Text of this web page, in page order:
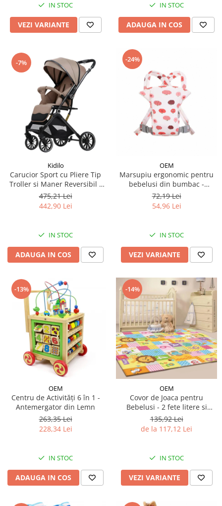
IN STOC
VEZI VARIANTE
IN STOC
ADAUGA IN COS
-7%
Kidilo
Carucior Sport cu Pliere Tip
Troller si Maner Reversibil -
Bej
475,21 Lei
442,90 Lei
IN STOC
ADAUGA IN COS
-24%
OEM
Marsupiu ergonomic pentru
bebelusi din bumbac -
modele diferite
72,19 Lei
54,96 Lei
IN STOC
VEZI VARIANTE
-13%
OEM
Centru de Activități 6 în 1 -
Antemergator din Lemn
263,35 Lei
228,34 Lei
IN STOC
ADAUGA IN COS
-14%
OEM
Covor de Joaca pentru
Bebelusi - 2 fete litere si
cifre/maimutici
135,92 Lei
de la 117,12 Lei
IN STOC
VEZI VARIANTE